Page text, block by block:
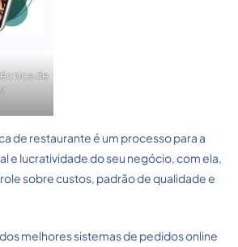
de
de restaurante é um processo para a
e lucratividade do seu negócio, com ela,
sobre custos, padrão de qualidade e
melhores sistemas de pedidos online